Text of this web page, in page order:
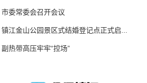
市委常委会召开会议
镇江金山公园景区式结婚登记点正式启...
副热带高压牢牢“控场”